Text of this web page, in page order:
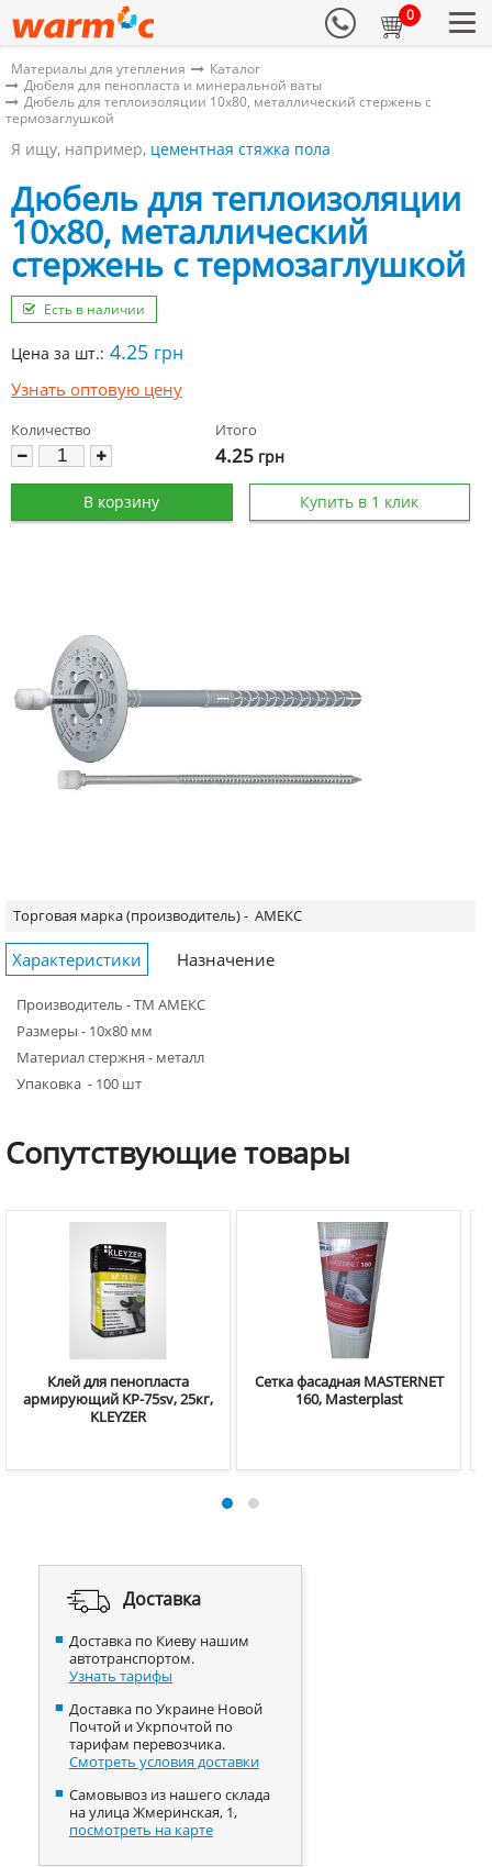
0
Материалы для утепления
Каталог
Дюбеля для пенопласта и минеральной ваты
Дюбель для теплоизоляции 10х80, металлический стержень с
термозаглушкой
Я ищу, например, цементная стяжка пола
Дюбель для теплоизоляции
10х80, металлический
стержень с термозаглушкой
Есть в наличии
Цена за шт.: 4.25 грн
Узнать оптовую цену
Количество Итого
4.25 грн
В корзину Купить в 1 клик
Торговая марка (производитель) - АМЕКС
Характеристики Назначение
Производитель - ТМ АМЕКС
Размеры - 10х80 мм
Материал стержня - металл
Упаковка - 100 шт
Сопутствующиетовары
Клей для пенопласта
армирующий KP-75sv, 25кг,
KLEYZER
Сетка фасадная MASTERNET
160, Masterplast
Доставка
Доставка по Киеву нашим
автотранспортом.
Узнать тарифы
Доставка по Украине Новой
Почтой и Укрпочтой по
тарифам перевозчика.
Смотреть условия доставки
Самовывоз из нашего склада
на улица Жмеринская, 1,
посмотреть на карте